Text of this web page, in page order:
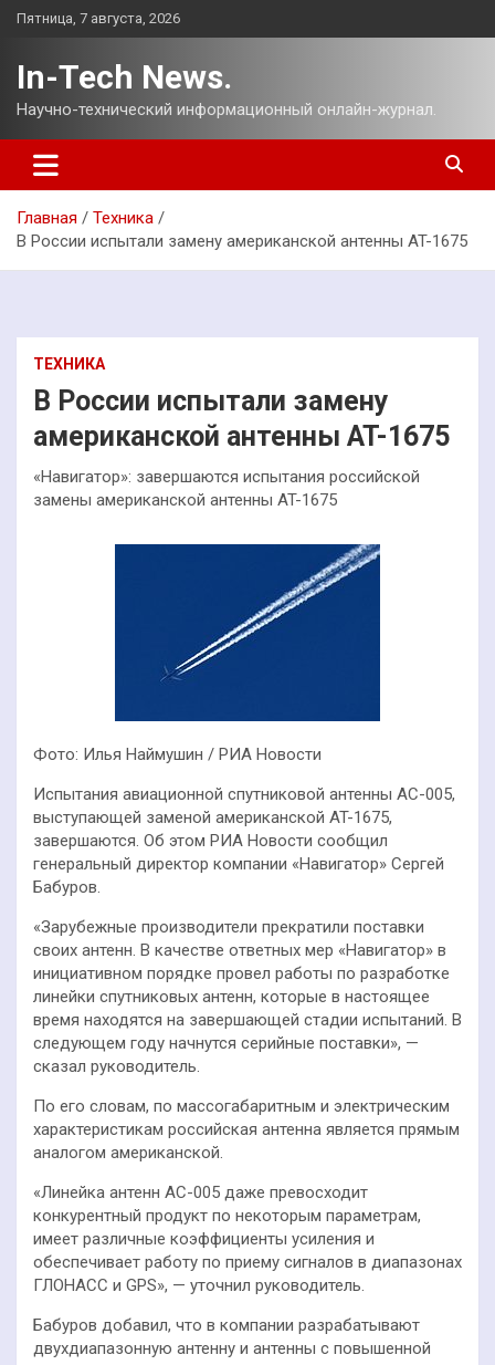
Перейти
Пятница, 7 августа, 2026
In-Tech News.
Научно-технический информационный онлайн-журнал.
Главная
Техника
В России испытали замену американской антенны AT-1675
ТЕХНИКА
В России испытали замену
американской антенны AT-1675
«Навигатор»: завершаются испытания российской
замены американской антенны AT-1675
Фото: Илья Наймушин / РИА Новости
Испытания авиационной спутниковой антенны АС-005,
выступающей заменой американской AT-1675,
завершаются. Об этом РИА Новости сообщил
генеральный директор компании «Навигатор» Сергей
Бабуров.
«Зарубежные производители прекратили поставки
своих антенн. В качестве ответных мер «Навигатор» в
инициативном порядке провел работы по разработке
линейки спутниковых антенн, которые в настоящее
время находятся на завершающей стадии испытаний. В
следующем году начнутся серийные поставки», —
сказал руководитель.
По его словам, по массогабаритным и электрическим
характеристикам российская антенна является прямым
аналогом американской.
«Линейка антенн АС-005 даже превосходит
конкурентный продукт по некоторым параметрам,
имеет различные коэффициенты усиления и
обеспечивает работу по приему сигналов в диапазонах
ГЛОНАСС и GPS», — уточнил руководитель.
Бабуров добавил, что в компании разрабатывают
двухдиапазонную антенну и антенны с повышенной